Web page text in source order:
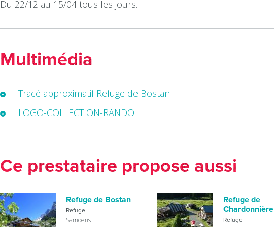
Du 22/12 au 15/04 tous les jours.
Multimédia
Tracé approximatif Refuge de Bostan
LOGO-COLLECTION-RANDO
Ce prestataire propose aussi
Refuge de Bostan
Refuge
Samoëns
Refuge de
Chardonnière
Refuge